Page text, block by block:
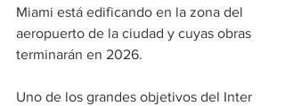
Miami está edificando en la zona del
aeropuerto de la ciudad y cuyas obras
terminarán en 2026.
Uno de los grandes objetivos del Inter